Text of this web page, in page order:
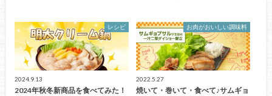
レシピ
2024.9.13
2024年秋冬新商品を食べてみた！
お肉がおいしい調味料
2022.5.27
焼いて・巻いて・食べて♪サムギョ